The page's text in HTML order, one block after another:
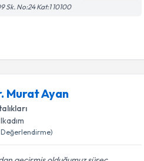
Sk. No:24 Kat:1 10100
Murat Ayan
Değerlendirme)